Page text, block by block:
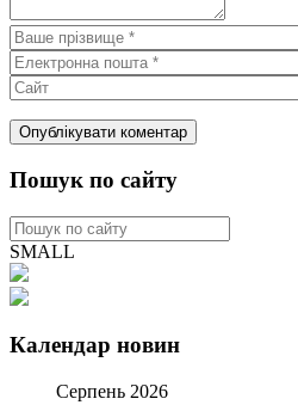
Пошук по сайту
SMALL
Календар новин
Серпень 2026